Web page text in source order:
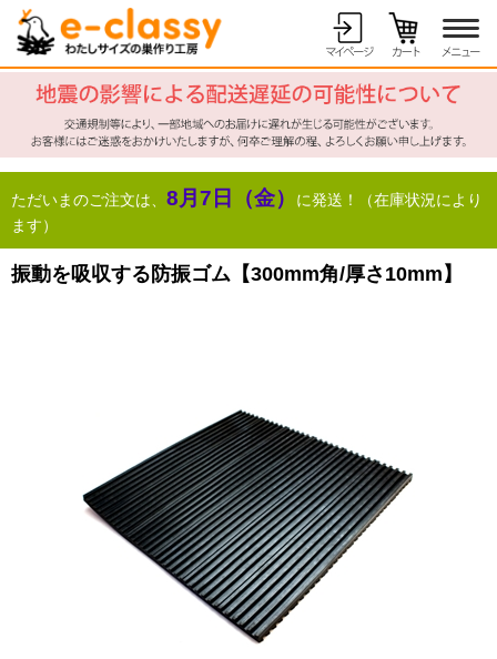
ただいまのご注文は、 8月7日（金）
に発送！（在庫状況により
ます）
振動を吸収する防振ゴム【300mm角/厚さ10mm】